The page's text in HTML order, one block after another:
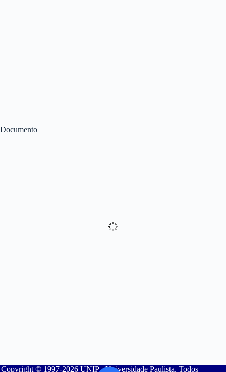
Documento
Copyright © 1997-2026 UNIP - Universidade Paulista. Todos